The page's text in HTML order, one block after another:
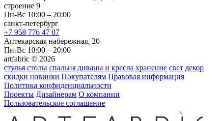
строение 9
Пн-Вс 10:00 – 20:00
санкт-петербург
+7 958 776 47 07
Аптекарская набережная, 20
Пн-Вс 10:00 – 20:00
artfabric © 2026
стулья столы спальня диваны и кресла хранение свет декор
скидки новинки Покупателям Правовая информация
Политика конфиденциальности
Проекты Дизайнерам О компании
Пользовательское соглашение